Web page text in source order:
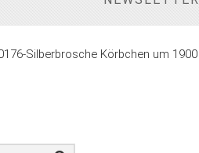
Silberbrosche Körbchen um 1900